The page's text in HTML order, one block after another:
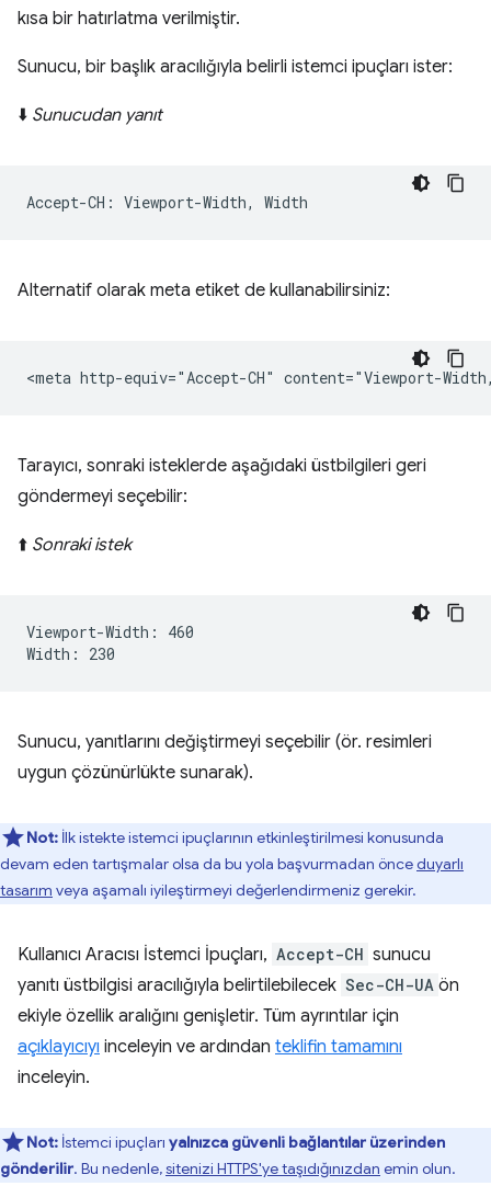
kısa bir hatırlatma verilmiştir.
Sunucu, bir başlık aracılığıyla belirli istemci ipuçları ister:
⬇️ Sunucudan yanıt
Alternatif olarak meta etiket de kullanabilirsiniz:
Tarayıcı, sonraki isteklerde aşağıdaki üstbilgileri geri
göndermeyi seçebilir:
⬆️ Sonraki istek
Viewport-Width: 460
Sunucu, yanıtlarını değiştirmeyi seçebilir (ör. resimleri
uygun çözünürlükte sunarak).
Not: İlk istekte istemci ipuçlarının etkinleştirilmesi konusunda
devam eden tartışmalar olsa da bu yola başvurmadan önceduyarlı
tasarım veya aşamalı iyileştirmeyi değerlendirmeniz gerekir.
Kullanıcı Aracısı İstemci İpuçları, Accept-CH sunucu
yanıtı üstbilgisi aracılığıyla belirtilebilecek Sec-CH-UA ön
ekiyle özellik aralığını genişletir. Tüm ayrıntılar için
açıklayıcıyı inceleyin ve ardından teklifin tamamını
inceleyin.
Not: İstemci ipuçları yalnızca güvenli bağlantılar üzerinden
gönderilir. Bu nedenle,sitenizi HTTPS'ye taşıdığınızdan emin olun.